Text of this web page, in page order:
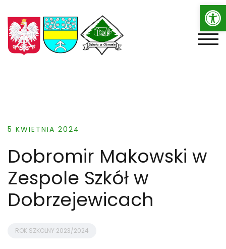
to
content
5 KWIETNIA 2024
Dobromir Makowski w
Zespole Szkół w
Dobrzejewicach
ROK SZKOLNY 2023/2024